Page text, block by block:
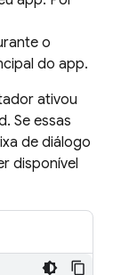
o
do app.
ativou
Se essas
de diálogo
disponível